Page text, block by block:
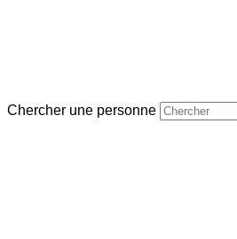
Chercher une personne